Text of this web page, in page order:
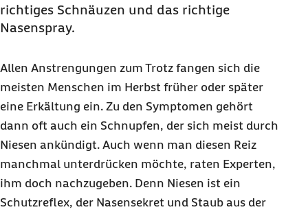
richtiges Schnäuzen und das richtige
Nasenspray.
Allen Anstrengungen zum Trotz fangen sich die
meisten Menschen im Herbst früher oder später
eine Erkältung ein. Zu den Symptomen gehört
dann oft auch ein Schnupfen, der sich meist durch
Niesen ankündigt. Auch wenn man diesen Reiz
manchmal unterdrücken möchte, raten Experten,
ihm doch nachzugeben. Denn Niesen ist ein
Schutzreflex, der Nasensekret und Staub aus der